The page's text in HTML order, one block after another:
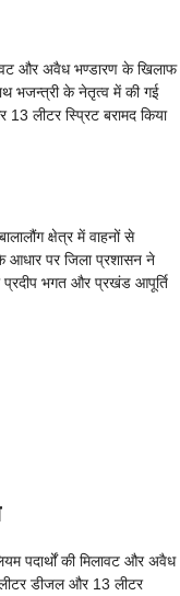
और अवैध भण्डारण के खिलाफ
भजन्त्री के नेतृत्व में की गई
लीटर स्प्रिट बरामद किया
क्षेत्र में वाहनों से
आधार पर जिला प्रशासन ने
प्रदीप भगत और प्रखंड आपूर्ति
पदार्थों की मिलावट और अवैध
डीजल और 13 लीटर